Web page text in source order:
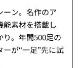
ーン。名作のア
能素材を搭載し
。年間500足の
が“一足”先に試